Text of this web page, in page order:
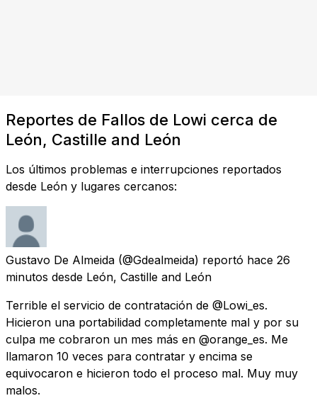
Reportes de Fallos de Lowi cerca de
León, Castille and León
Los últimos problemas e interrupciones reportados
desde León y lugares cercanos:
Gustavo De Almeida (@Gdealmeida) reportó hace 26
minutos desde León, Castille and León
Terrible el servicio de contratación de @Lowi_es.
Hicieron una portabilidad completamente mal y por su
culpa me cobraron un mes más en @orange_es. Me
llamaron 10 veces para contratar y encima se
equivocaron e hicieron todo el proceso mal. Muy muy
malos.